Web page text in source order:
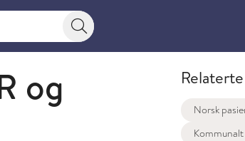
Søkeknapp
og
Norsk